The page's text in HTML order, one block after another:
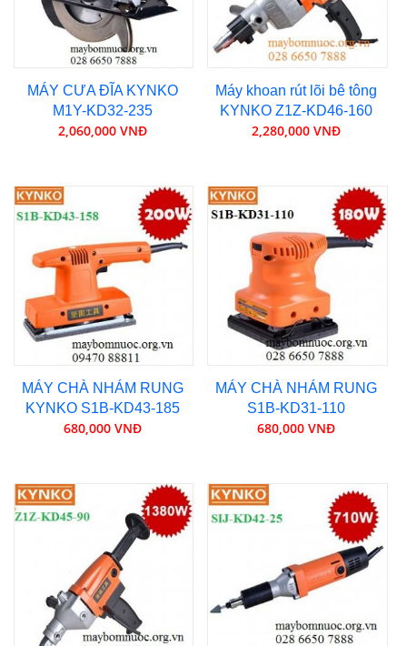
MÁY CƯA ĐĨA KYNKO
M1Y-KD32-235
2,060,000 VNĐ
Máy khoan rút lõi bê tông
KYNKO Z1Z-KD46-160
2,280,000 VNĐ
MÁY CHÀ NHÁM RUNG
KYNKO S1B-KD43-185
680,000 VNĐ
MÁY CHÀ NHÁM RUNG
S1B-KD31-110
680,000 VNĐ